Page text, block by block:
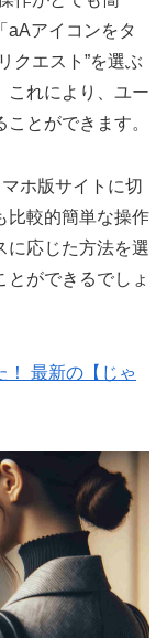
aAアイコンをタ
クエスト”を選ぶ
これにより、ユー
とができます。
ホ版サイトに切
比較的簡単な操作
に応じた方法を選
ができるでしょ
！ 最新の【じゃ